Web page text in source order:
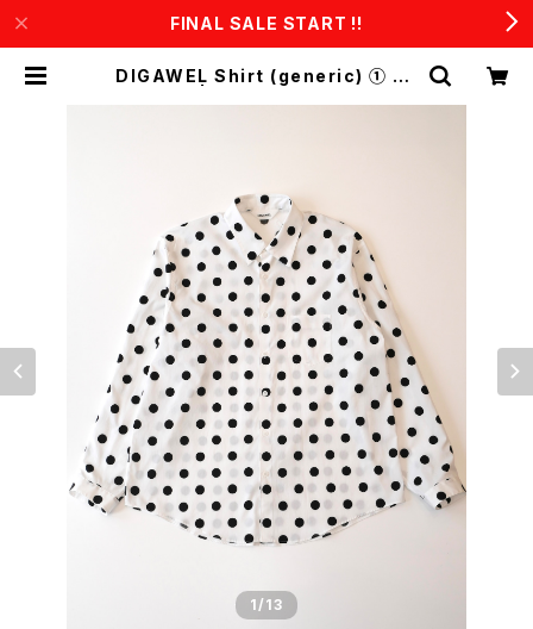
FINAL SALE START !!
DIGAWEL Shirt (generic) ① do
1/13